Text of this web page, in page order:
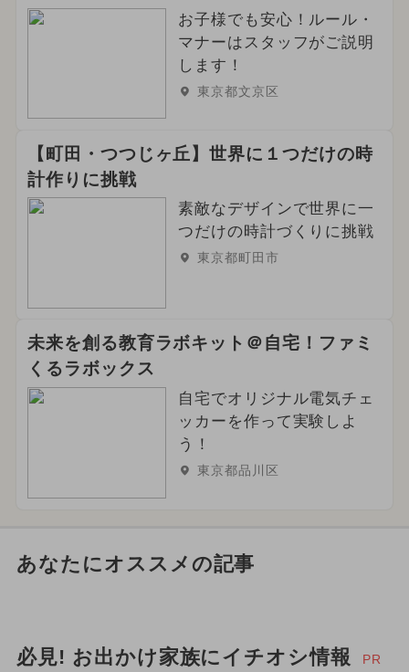
お子様でも安心！ルール・
マナーはスタッフがご説明
します！
東京都文京区
【町田・つつじヶ丘】世界に１つだけの時
計作りに挑戦
素敵なデザインで世界に一
つだけの時計づくりに挑戦
東京都町田市
未来を創る教育ラボキット＠自宅！ファミ
くるラボックス
自宅でオリジナル電気チェ
ッカーを作って実験しよ
う！
東京都品川区
あなたにオススメの記事
必見! お出かけ家族にイチオシ情報 PR